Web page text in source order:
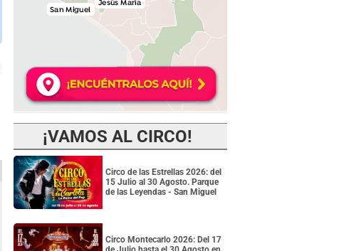
¡VAMOS AL CIRCO!
Circo de las Estrellas 2026: del
15 Julio al 30 Agosto. Parque
de las Leyendas - San Miguel
Circo Montecarlo 2026: Del 17